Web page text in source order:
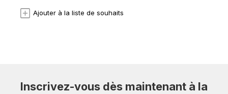
Ajouter à la liste de souhaits
Inscrivez-vous dès maintenant à la